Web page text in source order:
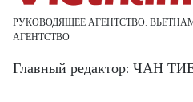
РУКОВОДЯЩЕЕ АГЕНТСТВО:
АГЕНТСТВО
Главный редактор: ЧАН